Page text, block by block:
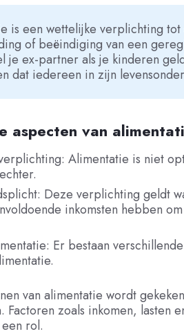
is een wettelijke verplichting
of beëindiging van een
je ex-partner als je kinderen
dat iedereen in zijn
aspecten van
Alimentatie is niet
Deze verplichting geldt
inkomsten hebben
Er bestaan
van alimentatie wordt
zoals inkomen, lasten
rol.